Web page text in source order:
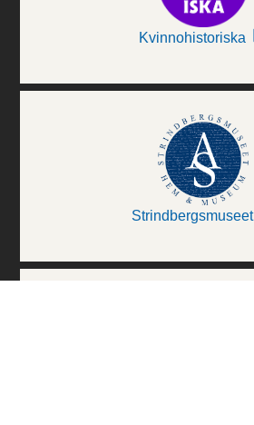
Kvinnohistoriska
Strindbergsmuseet